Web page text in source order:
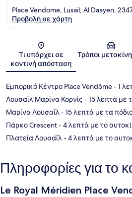
Χάρτης
Place Vendome, Lusail, Al Daayen,
Προβολή σε χάρτη
Τι υπάρχει σε
κοντινή απόσταση
Τρόποι
Εμπορικό Κέντρο Place Vendôme- 1
Λουσαϊλ Μαρίνα Κορνίς - 15 λεπτά με
Μαρίνα Λουσαΐλ- 15 λεπτά με τα
Πάρκο Crescent- 4 λεπτά με το
Πλατεία Λουσαΐλ- 4 λεπτά με το
Πληροφορίες για το
Le Royal Méridien Place